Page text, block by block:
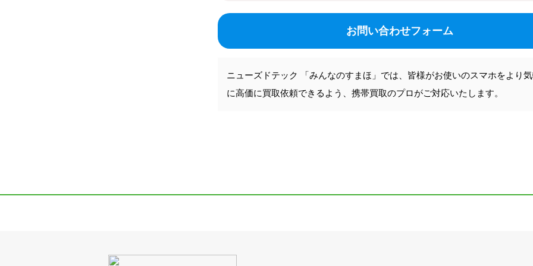
お問い合わせフォーム
ニューズドテック 「みんなのすまほ」では、皆様がお使いのスマホをより
に高価に買取依頼できるよう、携帯買取のプロがご対応いたします。